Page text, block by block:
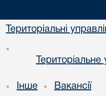
Територіальні
•
• Інше • Вакансії